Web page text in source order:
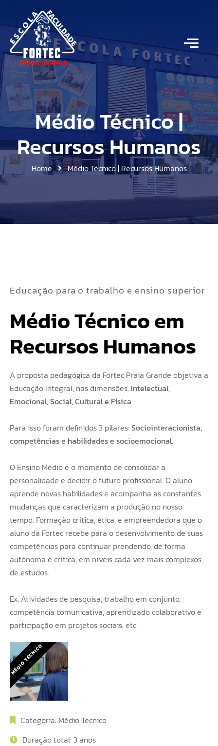
Médio Técnico |
Recursos Humanos
Home Médio Técnico | Recursos Humanos
Educação para o trabalho e ensino superior
Médio Técnico em
Recursos Humanos
A proposta pedagógica da Fortec Praia Grande objetiva a
Educação Integral, nas dimensões: Intelectual,
Emocional, Social, Cultural e Física.
Para isso foram definidos 3 pilares: Sociointeracionista,
competências e habilidades e socioemocional.
O Ensino Médio é o momento de consolidar a
personalidade e decidir o futuro profissional. O aluno
aprende novas habilidades e acompanha as constantes
mudanças que caracterizam a produção no nosso
tempo. Formação crítica, ética, e empreendedora que o
aluno da Fortec recebe para o desenvolvimento de suas
competências para continuar prendendo, de forma
autônoma e crítica, em níveis cada vez mais complexos
de estudos.
Ex. Atividades de pesquisa, trabalho em conjunto,
competência comunicativa, aprendizado colaborativo e
participação em projetos sociais, etc.
MÉDIO TÉCNICO
Categoria: Médio Técnico
Duração total: 3 anos